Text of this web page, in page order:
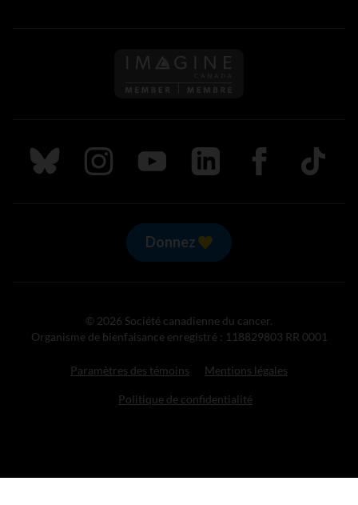
Suivez nous sur Bluesky
Suivez nous sur Instagram
Suivez nous sur Youtube
Suivez nous sur LinkedIn
Suivez nous sur
TikTok
Donnez
© 2026 Société canadienne du cancer.
Organisme de bienfaisance enregistré : 118829803 RR 0001
Paramètres des témoins Mentions légales
Politique de confidentialité